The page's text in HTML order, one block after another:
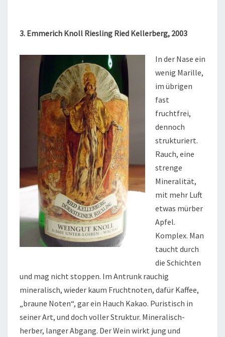
3. Emmerich Knoll Riesling Ried Kellerberg, 2003
In der Nase ein
wenig Marille,
im übrigen
fast
fruchtfrei,
dennoch
strukturiert.
Rauch, eine
strenge
Mineralität,
mit mehr Luft
etwas mürber
Apfel.
Komplex. Man
taucht durch
die Schichten
und mag nicht stoppen. Im Antrunk rauchig
mineralisch, wieder kaum Fruchtnoten, dafür Kaffee,
„braune Noten“, gar ein Hauch Kakao. Puristisch in
seiner Art, und doch voller Struktur. Mineralisch-
herber, langer Abgang. Der Wein wirkt jung und